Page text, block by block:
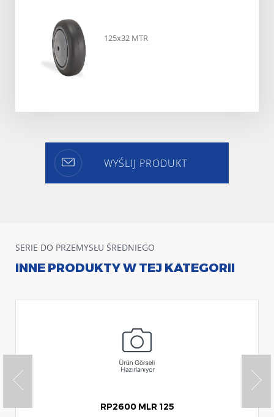
125x32 MTR
WYŚLIJ PRODUKT
SERIE DO PRZEMYSŁU ŚREDNIEGO
INNE PRODUKTY W TEJ KATEGORII
RP2600 MLR 125